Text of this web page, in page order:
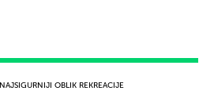
NAJSIGURNIJI OBLIK REKREACIJE